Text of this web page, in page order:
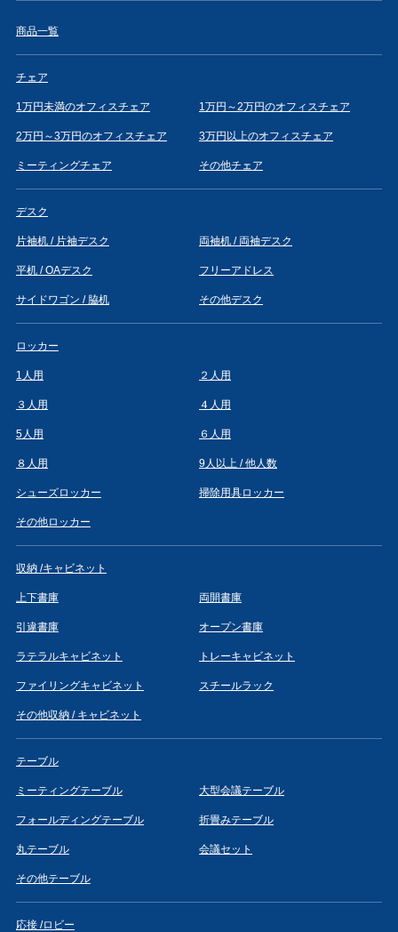
商品一覧
チェア
1万円未満のオフィスチェア 1万円～2万円のオフィスチェア
2万円～3万円のオフィスチェア 3万円以上のオフィスチェア
ミーティングチェア その他チェア
デスク
片袖机 / 片袖デスク 両袖机 / 両袖デスク
平机 / OAデスク フリーアドレス
サイドワゴン / 脇机 その他デスク
ロッカー
1人用 ２人用
３人用 ４人用
5人用 ６人用
８人用 9人以上 / 他人数
シューズロッカー 掃除用具ロッカー
その他ロッカー
収納 /キャビネット
上下書庫 両開書庫
引違書庫 オープン書庫
ラテラルキャビネット トレーキャビネット
ファイリングキャビネット スチールラック
その他収納 / キャビネット
テーブル
ミーティングテーブル 大型会議テーブル
フォールディングテーブル 折畳みテーブル
丸テーブル 会議セット
その他テーブル
応接 /ロビー